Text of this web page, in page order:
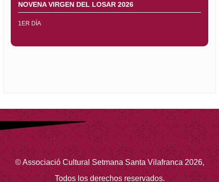
NOVENA VIRGEN DEL LOSAR 2026
1ER DÍA
©Associació Cultural Setmana Santa Vilafranca 2026,
Todos los derechos reservados.